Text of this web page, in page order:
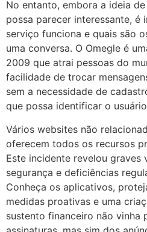
No entanto, embora a ideia
possa parecer interessante,
serviço funciona e quais são
uma conversa. O Omegle é
2009 que atrai pessoas do
facilidade de trocar
sem a necessidade de
que possa identificar o
Vários websites não
oferecem todos os recursos
Este incidente revelou graves
segurança e deficiências
Conheça os aplicativos,
medidas proativas e uma
sustento financeiro não vinha